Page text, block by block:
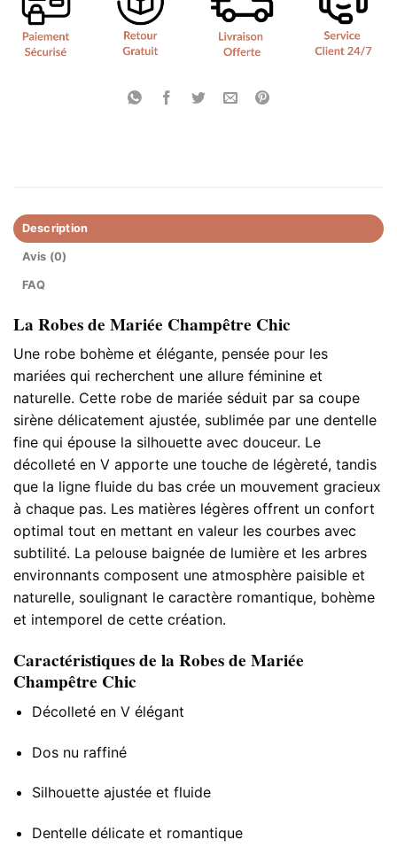
Description
Avis (0)
FAQ
La Robes de Mariée Champêtre Chic
Une robe bohème et élégante, pensée pour les
mariées qui recherchent une allure féminine et
naturelle. Cette robe de mariée séduit par sa coupe
sirène délicatement ajustée, sublimée par une dentelle
fine qui épouse la silhouette avec douceur. Le
décolleté en V apporte une touche de légèreté, tandis
que la ligne fluide du bas crée un mouvement gracieux
à chaque pas. Les matières légères offrent un confort
optimal tout en mettant en valeur les courbes avec
subtilité. La pelouse baignée de lumière et les arbres
environnants composent une atmosphère paisible et
naturelle, soulignant le caractère romantique, bohème
et intemporel de cette création.
Caractéristiques de la Robes de Mariée
Champêtre Chic
Décolleté en V élégant
Dos nu raffiné
Silhouette ajustée et fluide
Dentelle délicate et romantique